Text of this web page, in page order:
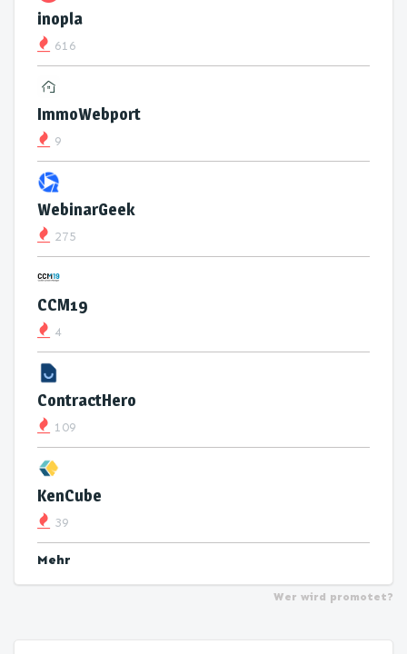
inopla
616
ImmoWebport
9
WebinarGeek
275
CCM19
4
ContractHero
109
KenCube
39
Mehr
Wer wird promotet?